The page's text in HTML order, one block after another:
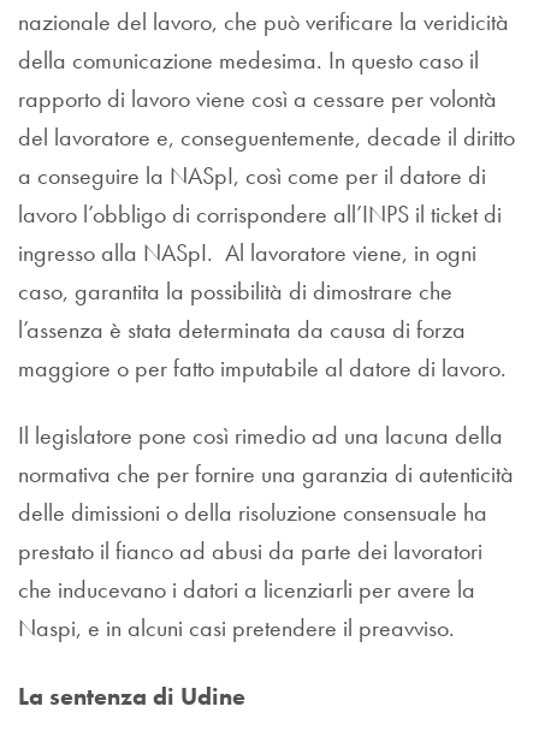
nazionale del lavoro, che può verificare la veridicità
della comunicazione medesima. In questo caso il
rapporto di lavoro viene così a cessare per volontà
del lavoratore e, conseguentemente, decade il diritto
a conseguire la NASpI, così come per il datore di
lavoro l’obbligo di corrispondere all’INPS il ticket di
ingresso alla NASpI. Al lavoratore viene, in ogni
caso, garantita la possibilità di dimostrare che
l’assenza è stata determinata da causa di forza
maggiore o per fatto imputabile al datore di lavoro.
Il legislatore pone così rimedio ad una lacuna della
normativa che per fornire una garanzia di autenticità
delle dimissioni o della risoluzione consensuale ha
prestato il fianco ad abusi da parte dei lavoratori
che inducevano i datori a licenziarli per avere la
Naspi, e in alcuni casi pretendere il preavviso.
La sentenza di Udine